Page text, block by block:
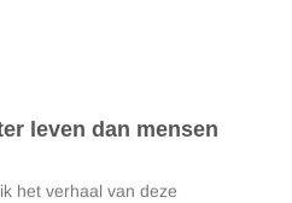
leven dan mensen
het verhaal van deze